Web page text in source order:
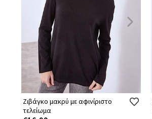
Ζιβάγκο μακρύ με αφινίριστο
τελείωμα